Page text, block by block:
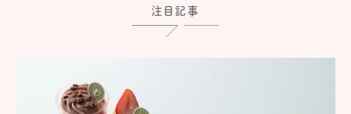
注目記事